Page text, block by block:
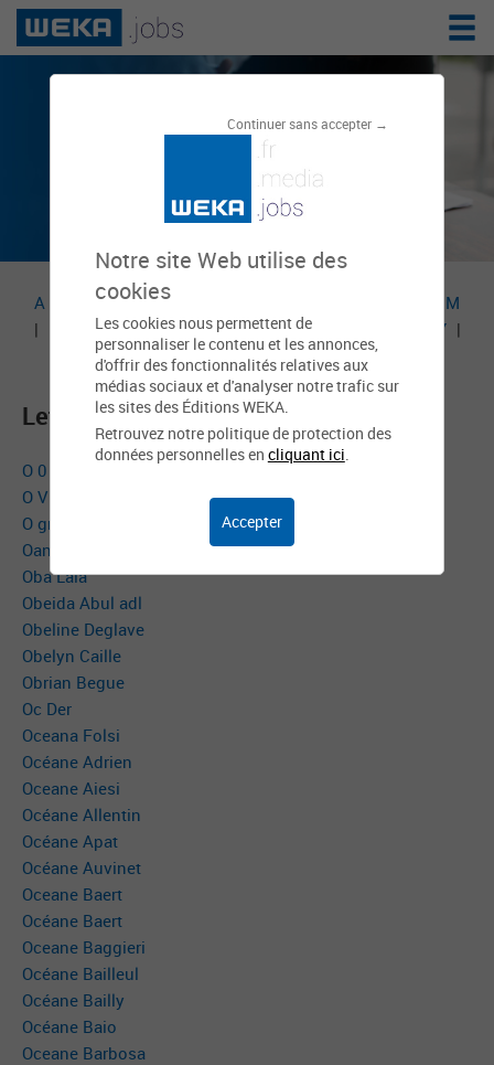
Continuer sans accepter →
Notre site Web utilise des
cookies
Les cookies nous permettent de
personnaliser le contenu et les annonces,
d'offrir des fonctionnalités relatives aux
médias sociaux et d'analyser notre trafic sur
les sites des Éditions WEKA.
Retrouvez notre politique de protection des
données personnelles en cliquant ici.
Accepter
ANNUAIRE DES MEMBRES
WEKA.JOBS
A | C | D |
M
|
| P | Q | R | S | T | U Y |
Z | Plus
Lettre O
O 0
O V
O grady Marie noelle
Oana Suliman
Oba Lala
Obeida Abul adl
Obeline Deglave
Obelyn Caille
Obrian Begue
Oc Der
Oceana Folsi
Océane Adrien
Oceane Aiesi
Océane Allentin
Océane Apat
Océane Auvinet
Oceane Baert
Océane Baert
Oceane Baggieri
Océane Bailleul
Océane Bailly
Océane Baio
Oceane Barbosa